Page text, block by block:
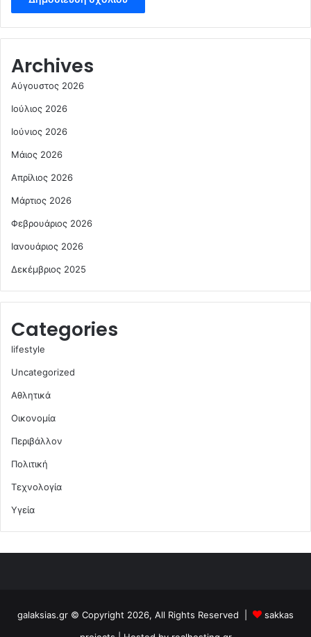
Archives
Αύγουστος 2026
Ιούλιος 2026
Ιούνιος 2026
Μάιος 2026
Απρίλιος 2026
Μάρτιος 2026
Φεβρουάριος 2026
Ιανουάριος 2026
Δεκέμβριος 2025
Categories
lifestyle
Uncategorized
Αθλητικά
Οικονομία
Περιβάλλον
Πολιτική
Τεχνολογία
Υγεία
galaksias.gr © Copyright 2026, All Rights Reserved |
sakkas